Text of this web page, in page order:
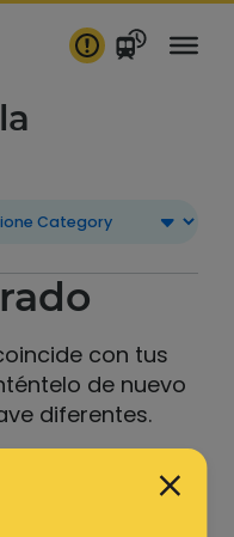
con tus
de nuevo
diferentes.